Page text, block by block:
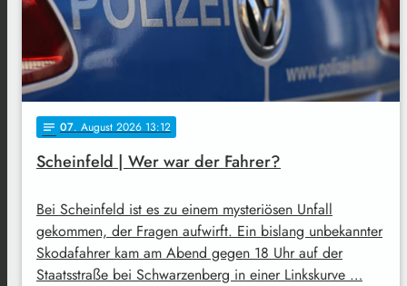
notes 07. August 2026 13:12
Scheinfeld | Wer war der Fahrer?
Bei Scheinfeld ist es zu einem mysteriösen Unfall
gekommen, der Fragen aufwirft. Ein bislang unbekannter
Skodafahrer kam am Abend gegen 18 Uhr auf der
Staatsstraße bei Schwarzenberg in einer Linkskurve …